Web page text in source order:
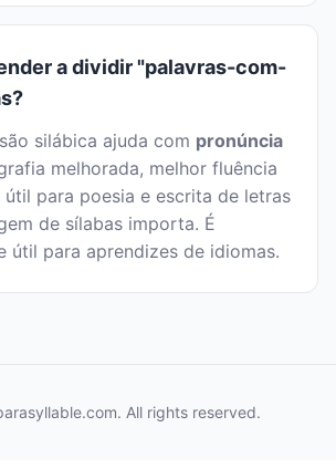
a dividir "palavras-com-
silábica ajuda com pronúncia
melhorada, melhor fluência
útil para poesia e escrita de letras
de sílabas importa. É
útil para aprendizes de idiomas.
All rights reserved.